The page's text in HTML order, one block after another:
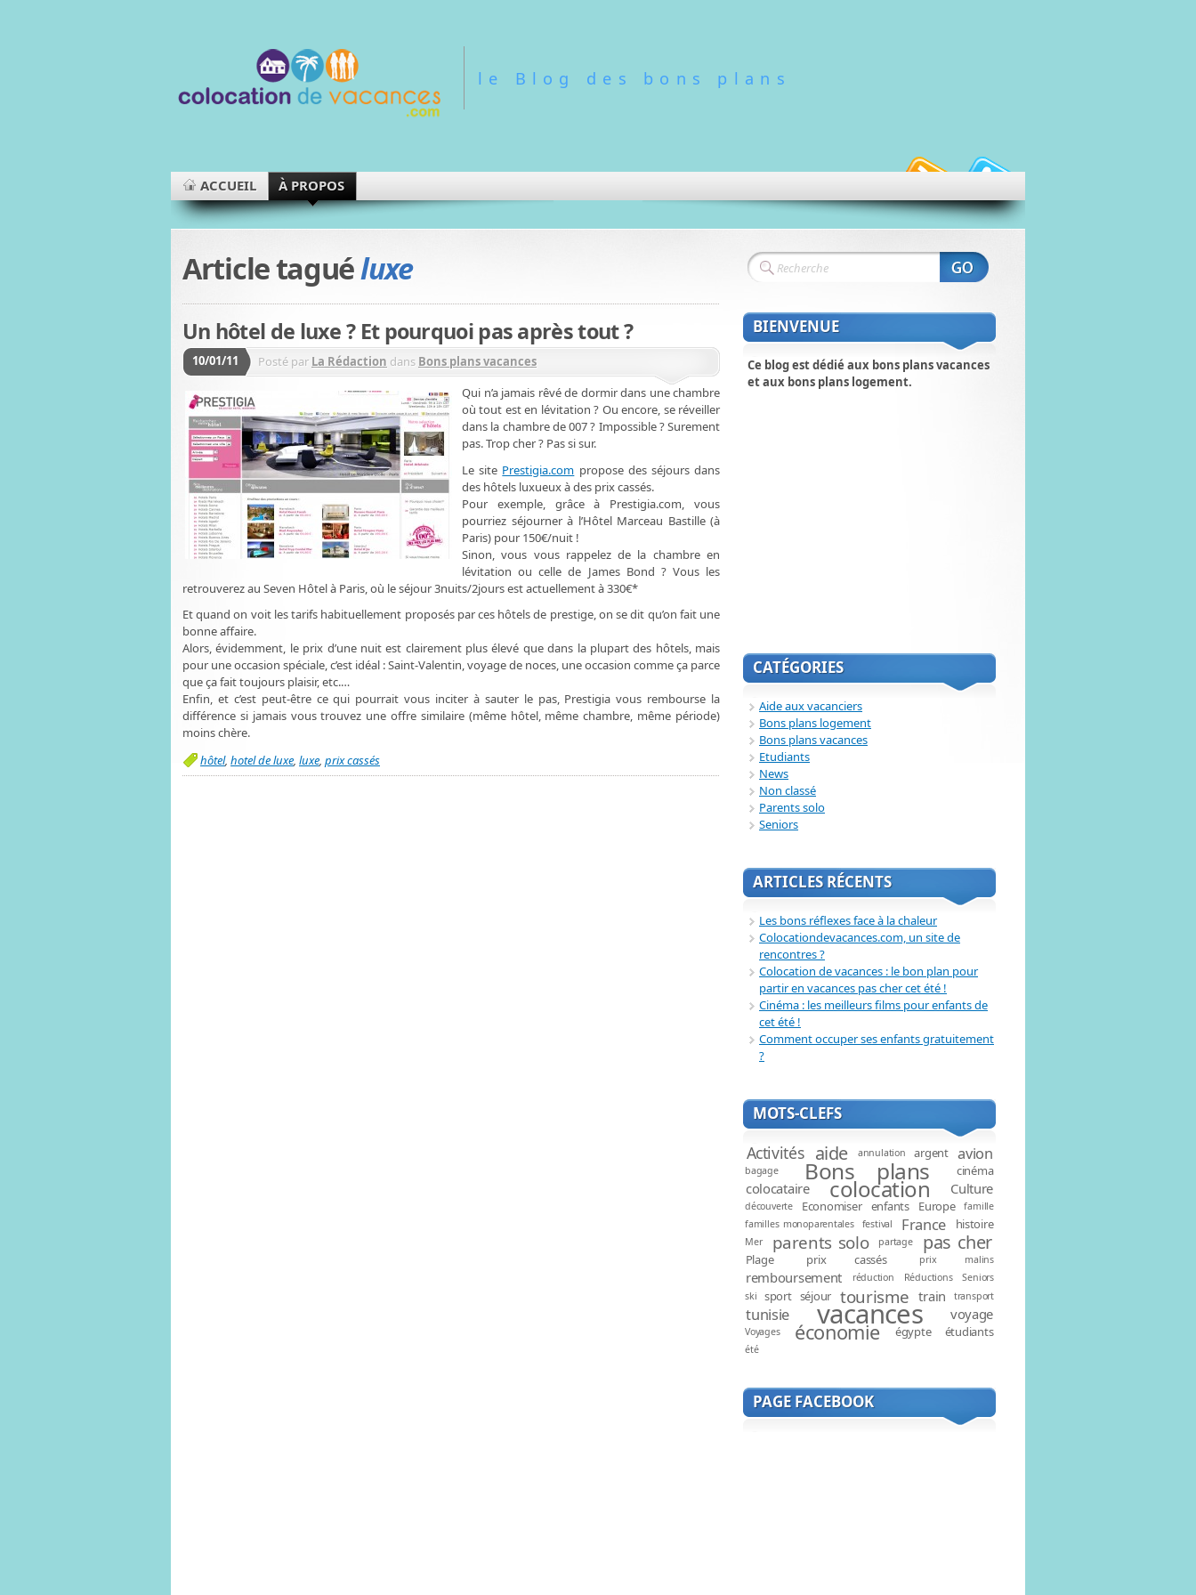
le Blog des bons plans
ACCUEIL À PROPOS
Article taguéluxe
Un hôtel de luxe ? Et pourquoi pas après tout ?
10/01/11 Posté par La Rédaction dans Bons plans vacances
Qui n’a jamais rêvé de dormir dans une chambre
où tout est en lévitation ? Ou encore, se réveiller
dans la chambre de 007 ? Impossible ? Surement
pas. Trop cher ? Pas si sur.
Le site Prestigia.com propose des séjours dans
des hôtels luxueux à des prix cassés.
Pour exemple, grâce à Prestigia.com, vous
pourriez séjourner à l’Hôtel Marceau Bastille (à
Paris) pour 150€/nuit !
Sinon, vous vous rappelez de la chambre en
lévitation ou celle de James Bond ? Vous les
retrouverez au Seven Hôtel à Paris, où le séjour 3nuits/2jours est actuellement à 330€*
Et quand on voit les tarifs habituellement proposés par ces hôtels de prestige, on se dit qu’on fait une
bonne affaire.
Alors, évidemment, le prix d’une nuit est clairement plus élevé que dans la plupart des hôtels, mais
pour une occasion spéciale, c’est idéal : Saint-Valentin, voyage de noces, une occasion comme ça parce
que ça fait toujours plaisir, etc.…
Enfin, et c’est peut-être ce qui pourrait vous inciter à sauter le pas, Prestigia vous rembourse la
différence si jamais vous trouvez une offre similaire (même hôtel, même chambre, même période)
moins chère.
hôtel, hotel de luxe, luxe, prix cassés
BIENVENUE
Ce blog est dédié aux bons plans vacances
et aux bons plans logement.
CATÉGORIES
Aide aux vacanciers
Bons plans logement
Bons plans vacances
Etudiants
News
Non classé
Parents solo
Seniors
ARTICLES RÉCENTS
Les bons réflexes face à la chaleur
Colocationdevacances.com, un site de
rencontres ?
Colocation de vacances : le bon plan pour
partir en vacances pas cher cet été !
Cinéma : les meilleurs films pour enfants de
cet été !
Comment occuper ses enfants gratuitement
?
MOTS-CLEFS
Activités aide annulation argent avion
bagage Bons plans cinéma
colocataire colocation Culture
découverte Economiser enfants Europe
famille
familles monoparentales
festival France histoire
Mer parents solo partage pas cher
Plage prix cassés prix malins
remboursement réduction Réductions
Seniors
ski
sport séjour tourisme train transport
tunisie vacances voyage
Voyages économie égypte étudiants
été
PAGE FACEBOOK